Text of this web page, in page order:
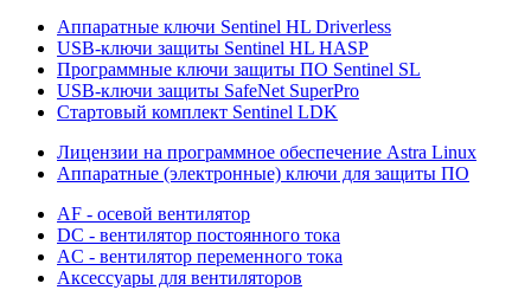
Аппаратные ключи Sentinel HL Driverless
USB-ключи защиты Sentinel HL HASP
Программные ключи защиты ПО Sentinel SL
USB-ключи защиты SafeNet SuperPro
Стартовый комплект Sentinel LDK
Лицензии на программное обеспечение Astra Linux
Аппаратные (электронные) ключи для защиты ПО
AF - осевой вентилятор
DC - вентилятор постоянного тока
AC - вентилятор переменного тока
Аксессуары для вентиляторов